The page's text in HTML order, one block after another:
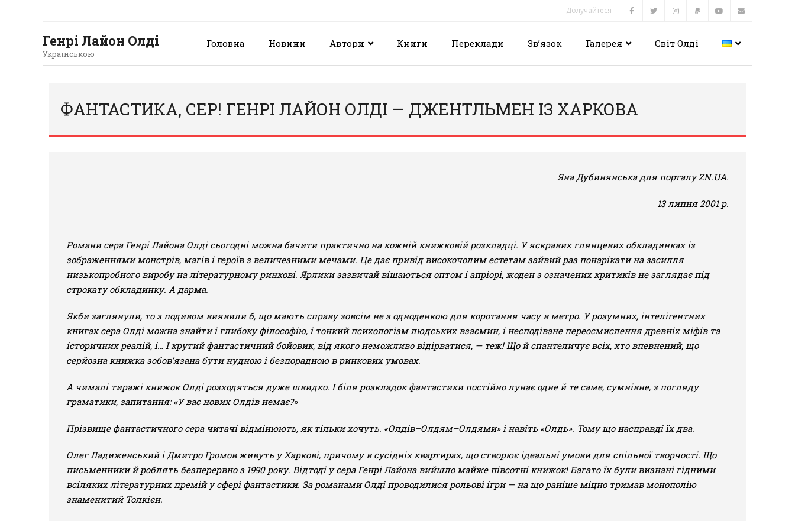
Долучайтеся
Генрі Лайон Олді
Українською
Головна Новини Автори Книги Переклади Зв’язок Галерея Світ Олді
ФАНТАСТИКА, СЕР! ГЕНРІ ЛАЙОН ОЛДІ — ДЖЕНТЛЬМЕН ІЗ ХАРКОВА
Яна Дубинянськадля порталуZN.UA.
13 липня 2001 р.
Романи сера Генрі Лайона Олді сьогодні можна бачити практично на кожній книжковій розкладці. У яскравих глянцевих обкладинках із
зображеннями монстрів, магів і героїв з величезними мечами. Це дає привід високочолим естетам зайвий раз понарікати на засилля
низькопробного виробу на літературному ринкові. Ярлики зазвичай вішаються оптом і апріорі, жоден з означених критиків не заглядає під
строкату обкладинку. А дарма.
Якби заглянули, то з подивом виявили б, що мають справу зовсім не з одноденкою для коротання часу в метро. У розумних, інтелігентних
книгах сера Олді можна знайти і глибоку філософію, і тонкий психологізм людських взаємин, і несподіване переосмислення древніх міфів та
історичних реалій, і… І крутий фантастичний бойовик, від якого неможливо відірватися, — теж! Що й спантеличує всіх, хто впевнений, що
серйозна книжка зобов’язана бути нудною і безпорадною в ринкових умовах.
А чималі тиражі книжок Олді розходяться дуже швидко. І біля розкладок фантастики постійно лунає одне й те саме, сумнівне, з погляду
граматики, запитання: «У вас нових Олдів немає?»
Прізвище фантастичного сера читачі відмінюють, як тільки хочуть. «Олдів–Олдям–Олдями» і навіть «Олдь». Тому що насправді їх два.
Олег Ладиженський і Дмитро Громов живуть у Харкові, причому в сусідніх квартирах, що створює ідеальні умови для спільної творчості. Що
письменники й роблять безперервно з 1990 року. Відтоді у сера Генрі Лайона вийшло майже півсотні книжок! Багато їх були визнані гідними
всіляких літературних премій у сфері фантастики. За романами Олді проводилися рольові ігри — на що раніше міцно тримав монополію
знаменитий Толкієн.